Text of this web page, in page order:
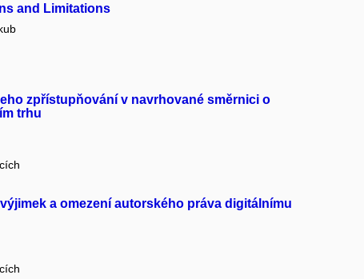
and Limitations
zpřístupňování v navrhované směrnici o
trhu
a omezení autorského práva digitálnímu